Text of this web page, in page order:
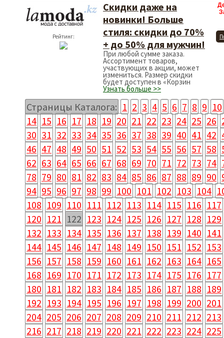
Рейтинг:
Скидки даже на
новинки! Больше
стиля: cкидки до 70%
+ до 50% для мужчин!
При любой сумме заказа.
Ассортимент товаров,
участвующих в акции, может
измениться. Размер скидки
будет доступен в «Корзин
Узнать больше >>
Страницы Каталога: 1 2 3 4 5 6 7 8 9 10
14 15 16 17 18 19 20 21 22 23 24 25 26
30 31 32 33 34 35 36 37 38 39 40 41 42
46 47 48 49 50 51 52 53 54 55 56 57 58
62 63 64 65 66 67 68 69 70 71 72 73 74
78 79 80 81 82 83 84 85 86 87 88 89 90
94 95 96 97 98 99 100 101 102 103 104
108 109 110 111 112 113 114 115 116 117
120 121 122 123 124 125 126 127 128 129
132 133 134 135 136 137 138 139 140 141
144 145 146 147 148 149 150 151 152 153
156 157 158 159 160 161 162 163 164 165
168 169 170 171 172 173 174 175 176 177
180 181 182 183 184 185 186 187 188 189
192 193 194 195 196 197 198 199 200 201
204 205 206 207 208 209 210 211 212 213
216 217 218 219 220 221 222 223 224 225